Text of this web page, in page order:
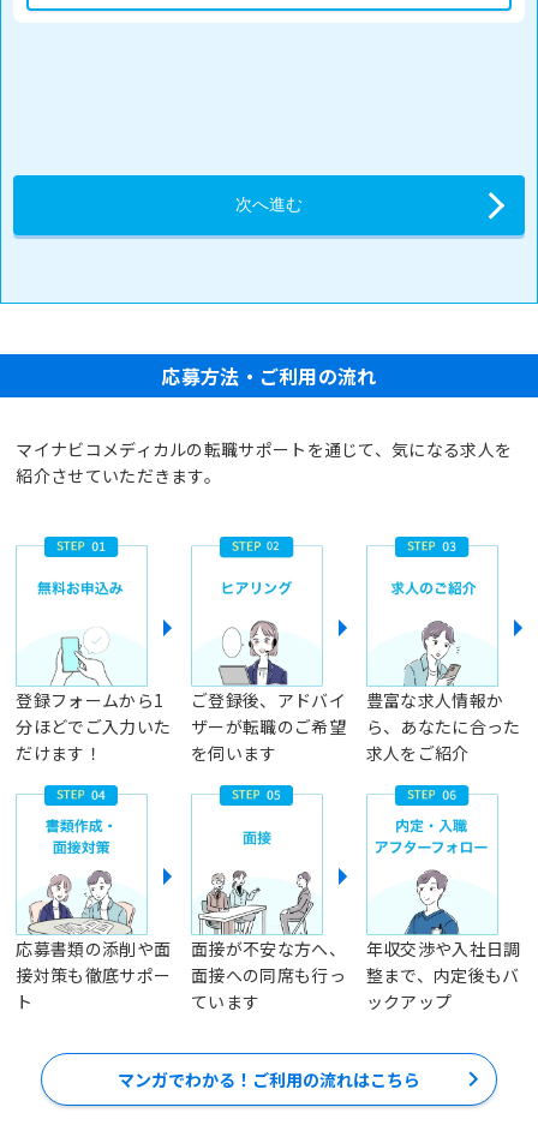
応募方法・ご利用の流れ
マイナビコメディカルの転職サポートを通じて、気になる求人を
紹介させていただきます。
登録フォームから1
分ほどでご入力いた
だけます！
ご登録後、アドバイ
ザーが転職のご希望
を伺います
豊富な求人情報か
ら、あなたに合った
求人をご紹介
応募書類の添削や面
接対策も徹底サポー
ト
面接が不安な方へ、
面接への同席も行っ
ています
年収交渉や入社日調
整まで、内定後もバ
ックアップ
マンガでわかる！ご利用の流れはこちら